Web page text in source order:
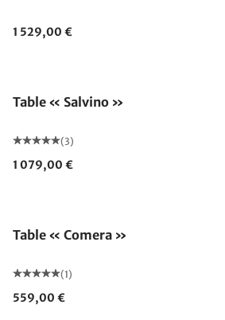
1 529,00 €
Table « Salvino »
(3)
1 079,00 €
Table « Comera »
(1)
559,00 €